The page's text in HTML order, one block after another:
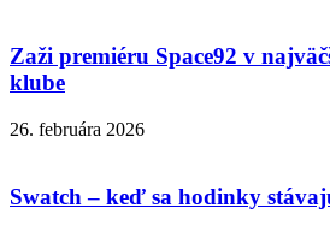
Zaži premiéru Space92 v
klube
26. februára 2026
Swatch – keď sa hodinky